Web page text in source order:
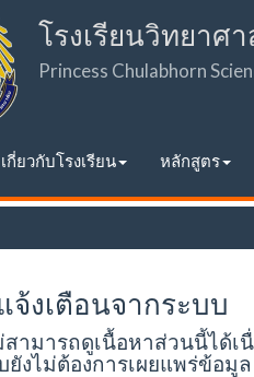
โรงเรียนวิทยาศ
Princess Chulabhorn
เกี่ยวกับโรงเรียน หลักสูตร
จ้งเตือนจากระบบ
ามารถดูเนื้อหาส่วนนี้ได้เ
ยังไม่ต้องการเผยแพร่ข้อมูล